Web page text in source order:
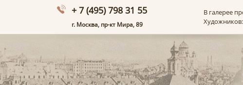
+ 7 (495) 798 31 55
г. Москва, пр-кт Мира, 89
В галерее
Художников: